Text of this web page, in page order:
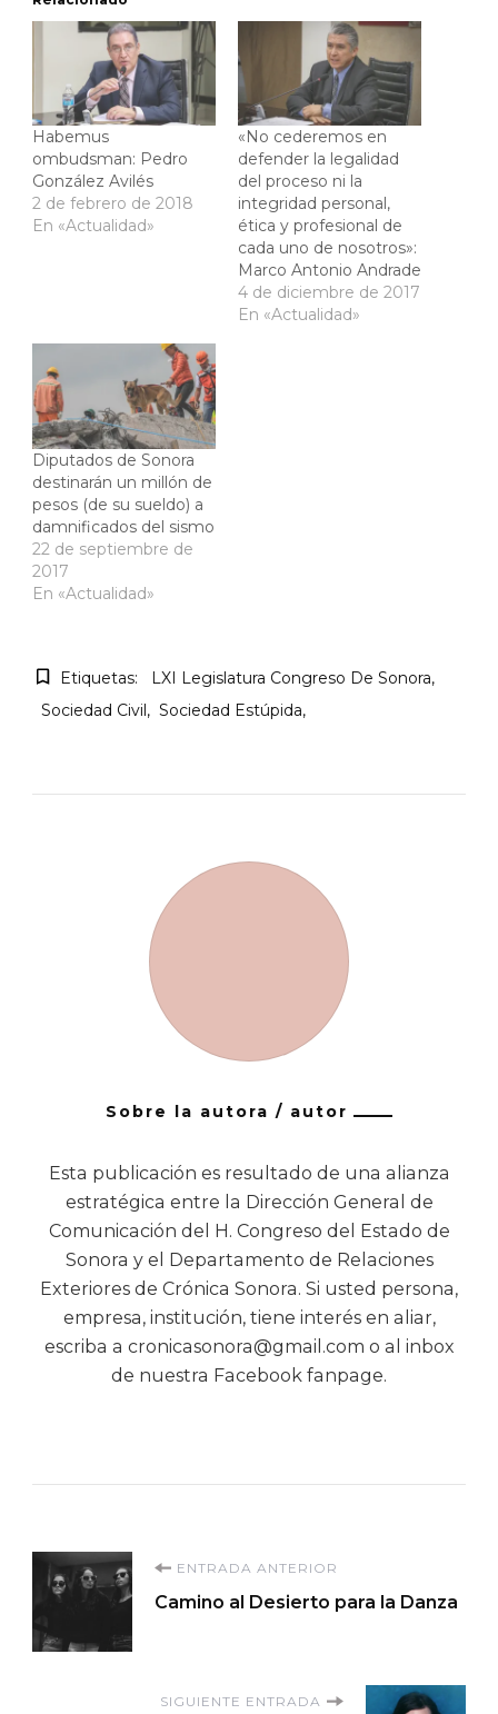
Habemus
ombudsman: Pedro
González Avilés
2 de febrero de 2018
En «Actualidad»
«No cederemos en
defender la legalidad
del proceso ni la
integridad personal,
ética y profesional de
cada uno de nosotros»:
Marco Antonio Andrade
4 de diciembre de 2017
En «Actualidad»
Diputados de Sonora
destinarán un millón de
pesos (de su sueldo) a
damnificados del sismo
22 de septiembre de
2017
En «Actualidad»
Etiquetas:
LXI Legislatura Congreso De Sonora
Sociedad Civil
Sociedad Estúpida
Sobre la autora / autor
Esta publicación es resultado de una alianza
estratégica entre la Dirección General de
Comunicación del H. Congreso del Estado de
Sonora y el Departamento de Relaciones
Exteriores de Crónica Sonora. Si usted persona,
empresa, institución, tiene interés en aliar,
escriba a cronicasonora@gmail.com o al inbox
de nuestra Facebook fanpage.
Navegación
de
entradas
ENTRADA ANTERIOR
Camino al Desierto para la Danza
SIGUIENTE ENTRADA